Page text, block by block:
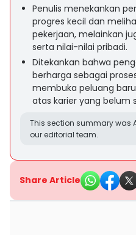
Penulis menekankan
progres kecil dan
pekerjaan, melainkan
serta nilai-nilai pribadi.
Ditekankan bahwa
berharga sebagai
membuka peluang
atas karier yang belum
This section summary was
our editorial team.
Share Article